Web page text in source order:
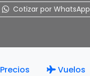
Cotizar por WhatsApp
Precios Vuelos